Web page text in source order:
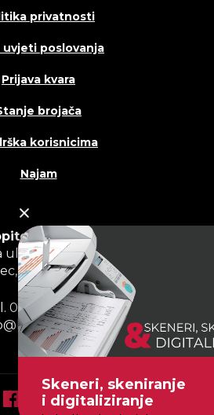
privatnosti
uvjeti poslovanja
Prijava kvara
brojača
korisnicima
Najam
d.o.o.
– odvojak III, br. 2,
42000 Varaždin
042 200 400
Skeneri, skeniranje
i digitaliziranje